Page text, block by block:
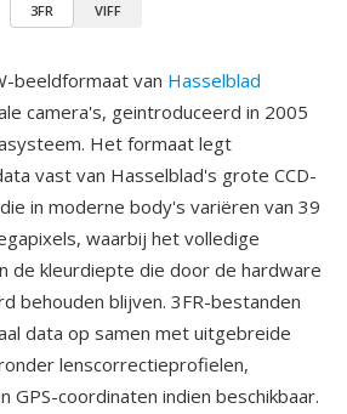
3FR VIFF
beeldformaat van Hasselblad
camera's, geintroduceerd in 2005
Het formaat legt
vast van Hasselblad's grote CCD-
in moderne body's variëren van 39
waarbij het volledige
de kleurdiepte die door de hardware
behouden blijven. 3FR-bestanden
data op samen met uitgebreide
lenscorrectieprofielen,
GPS-coordinaten indien beschikbaar.